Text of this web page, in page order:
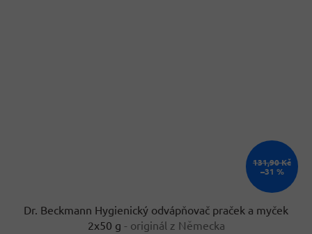
131,90 Kč
–31 %
Dr. Beckmann Hygienický odvápňovač praček a myček
2x50 g - originál z Německa